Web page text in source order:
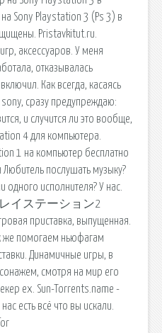
Sony Playstation 3 (Ps 3) в
Pristavkitut.ru.
аксессуаров. У меня
отказывалась
Как всегда, касаясь
сразу предупреждаю:
и случится ли это вообще,
4 для компьютера.
1 на компьютер бесплатно
послушать музыку?
одного исполнителя? У нас.
プレイステーション2
приставка, выпущенная.
же помогаем ньюфагам
Динамичные игры, в
смотря на мир его
ex. Sun-Torrents.name -
есть всё что вы искали.